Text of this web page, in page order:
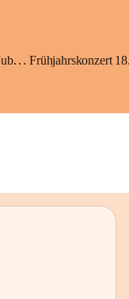
150 Jahre Freiwillige Feuerwehr Paternion – Jubiläumsfest Frühjahrskonzert